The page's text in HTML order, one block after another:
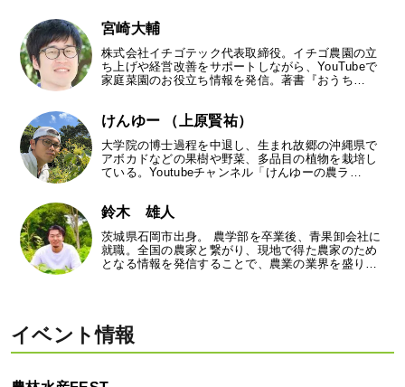
宮崎大輔
株式会社イチゴテック代表取締役。イチゴ農園の立
ち上げや経営改善をサポートしながら、YouTubeで
家庭菜園のお役立ち情報を発信。著書『おうち…
けんゆー （上原賢祐）
大学院の博士過程を中退し、生まれ故郷の沖縄県で
アボカドなどの果樹や野菜、多品目の植物を栽培し
ている。Youtubeチャンネル「けんゆーの農ラ…
鈴木 雄人
茨城県石岡市出身。 農学部を卒業後、青果卸会社に
就職。全国の農家と繋がり、現地で得た農家のため
となる情報を発信することで、農業の業界を盛り…
イベント情報